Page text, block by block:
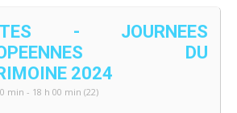
- JOURNEES
DU
2024
min - 18 h 00 min (22)